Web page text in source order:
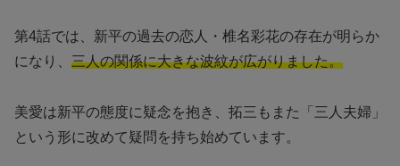
第4話では、新平の過去の恋人・椎名彩花の存在が明らか
になり、 三人の関係に大きな波紋が広がりました。
美愛は新平の態度に疑念を抱き、拓三もまた「三人夫婦」
という形に改めて疑問を持ち始めています。